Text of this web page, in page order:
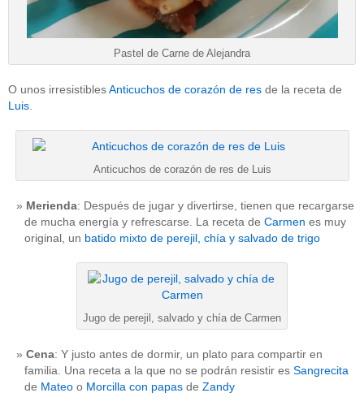
Pastel de Carne de Alejandra
O unos irresistiblesAnticuchos de corazón de res de la receta de
Luis.
Anticuchos de corazón de res de Luis
Merienda: Después de jugar y divertirse, tienen que recargarse
de mucha energía y refrescarse. La receta de Carmen es muy
original, un batido mixto de perejil, chía y salvado de trigo
Jugo de perejil, salvado y chía de Carmen
Cena: Y justo antes de dormir, un plato para compartir en
familia. Una receta a la que no se podrán resistir es Sangrecita
de Mateo o Morcilla con papas de Zandy